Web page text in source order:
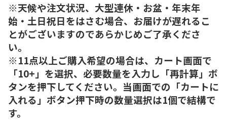
※天候や注文状況、大型連休・お盆・年末年
始・土日祝日をはさむ場合、お届けが遅れるこ
とがございますのであらかじめご了承くださ
い。
※11点以上ご購入希望の場合は、カート画面で
「10+」を選択、必要数量を入力し「再計算」ボ
タンを押下してください。当画面での「カートに
入れる」ボタン押下時の数量選択は1個で結構で
す。